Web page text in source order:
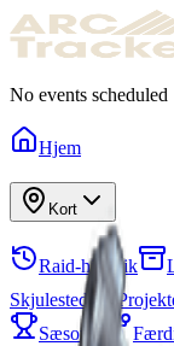
No events scheduled
Hjem
Kort
Raid-historik
Skjulested
Sæsoner